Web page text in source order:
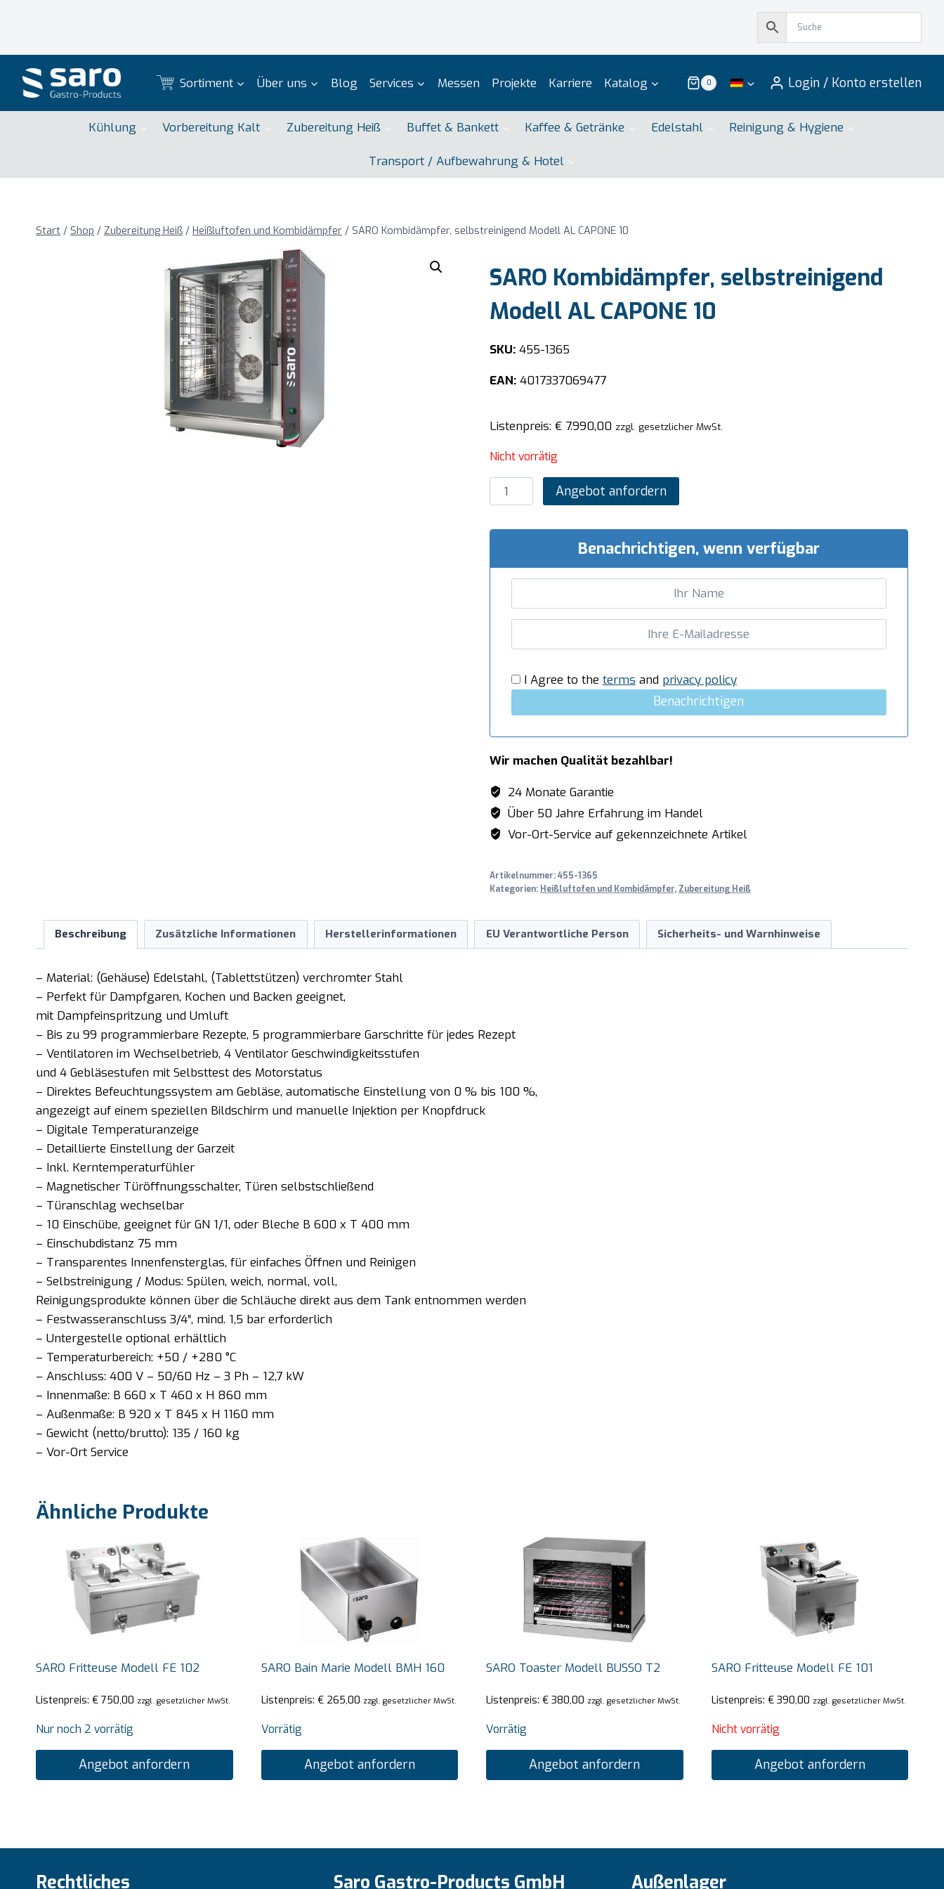
Sortiment Über uns Blog Services Messen Projekte Karriere Katalog 0 Login / Konto erstellen
Kühlung Vorbereitung Kalt Zubereitung Heiß Buffet & Bankett Kaffee & Getränke Edelstahl Reinigung & Hygiene
Transport / Aufbewahrung & Hotel
Start / Shop / Zubereitung Heiß / Heißluftofen und Kombidämpfer / SARO Kombidämpfer, selbstreinigend Modell AL CAPONE 10
SARO Kombidämpfer, selbstreinigend
Modell AL CAPONE 10
SKU:455-1365
EAN:4017337069477
Listenpreis: €7.990,00 zzgl. gesetzlicher MwSt.
Nicht vorrätig
SARO
Kombidämpfer,
CAPONE
Menge
Angebot anfordern
Benachrichtigen, wenn verfügbar
I Agree to the terms and privacy policy
Benachrichtigen
Wir machen Qualität bezahlbar!
24 Monate Garantie
Über 50 Jahre Erfahrung im Handel
Vor-Ort-Service auf gekennzeichnete Artikel
Artikelnummer:455-1365
Kategorien: Heißluftofen und Kombidämpfer, Zubereitung Heiß
Beschreibung Zusätzliche Informationen Herstellerinformationen EU Verantwortliche Person Sicherheits- und Warnhinweise
– Material: (Gehäuse) Edelstahl, (Tablettstützen) verchromter Stahl
– Perfekt für Dampfgaren, Kochen und Backen geeignet,
mit Dampfeinspritzung und Umluft
– Bis zu 99 programmierbare Rezepte, 5 programmierbare Garschritte für jedes Rezept
– Ventilatoren im Wechselbetrieb, 4 Ventilator Geschwindigkeitsstufen
und 4 Gebläsestufen mit Selbsttest des Motorstatus
– Direktes Befeuchtungssystem am Gebläse, automatische Einstellung von 0 % bis 100 %,
angezeigt auf einem speziellen Bildschirm und manuelle Injektion per Knopfdruck
– Digitale Temperaturanzeige
– Detaillierte Einstellung der Garzeit
– Inkl. Kerntemperaturfühler
– Magnetischer Türöffnungsschalter, Türen selbstschließend
– Türanschlag wechselbar
– 10 Einschübe, geeignet für GN 1/1, oder Bleche B 600 x T 400 mm
– Einschubdistanz 75 mm
– Transparentes Innenfensterglas, für einfaches Öffnen und Reinigen
– Selbstreinigung / Modus: Spülen, weich, normal, voll,
Reinigungsprodukte können über die Schläuche direkt aus dem Tank entnommen werden
– Festwasseranschluss 3/4″, mind. 1,5 bar erforderlich
– Untergestelle optional erhältlich
– Temperaturbereich: +50 / +280 °C
– Anschluss: 400 V – 50/60 Hz – 3 Ph – 12,7 kW
– Innenmaße: B 660 x T 460 x H 860 mm
– Außenmaße: B 920 x T 845 x H 1160 mm
– Gewicht (netto/brutto): 135 / 160 kg
– Vor-Ort Service
Ähnliche Produkte
SARO Fritteuse Modell FE 102
Listenpreis: € 750,00 zzgl. gesetzlicher MwSt.
Nur noch 2 vorrätig
Angebot anfordern
SARO Bain Marie Modell BMH 160
Listenpreis: €265,00 zzgl. gesetzlicher MwSt.
Vorrätig
Angebot anfordern
SARO Toaster Modell BUSSO T2
Listenpreis: € 380,00 zzgl. gesetzlicher MwSt.
Vorrätig
Angebot anfordern
SARO Fritteuse Modell FE 101
Listenpreis: €390,00 zzgl. gesetzlicher MwSt.
Nicht vorrätig
Angebot anfordern
Rechtliches Saro Gastro-Products GmbH Außenlager